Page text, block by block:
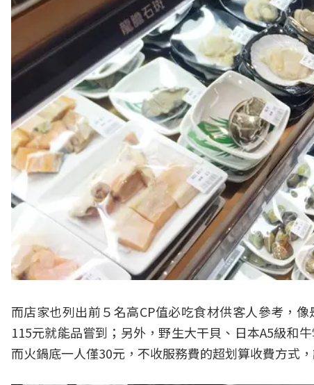
而店家也列出前５名高CP值必吃食材供客人參考，
115元就能品嘗到；另外，野生大干貝、日本A5級和
而火鍋底一人僅30元，不收服務費的超划算收費方式